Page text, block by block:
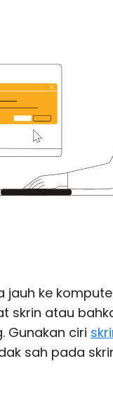
ke
skrin atau
Gunakan ciri
sah pada